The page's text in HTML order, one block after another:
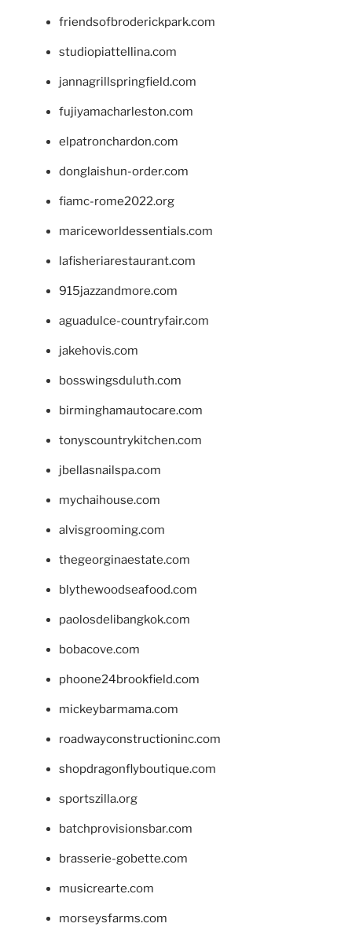
friendsofbroderickpark.com
studiopiattellina.com
jannagrillspringfield.com
fujiyamacharleston.com
elpatronchardon.com
donglaishun-order.com
fiamc-rome2022.org
mariceworldessentials.com
lafisheriarestaurant.com
915jazzandmore.com
aguadulce-countryfair.com
jakehovis.com
bosswingsduluth.com
birminghamautocare.com
tonyscountrykitchen.com
jbellasnailspa.com
mychaihouse.com
alvisgrooming.com
thegeorginaestate.com
blythewoodseafood.com
paolosdelibangkok.com
bobacove.com
phoone24brookfield.com
mickeybarmama.com
roadwayconstructioninc.com
shopdragonflyboutique.com
sportszilla.org
batchprovisionsbar.com
brasserie-gobette.com
musicrearte.com
morseysfarms.com